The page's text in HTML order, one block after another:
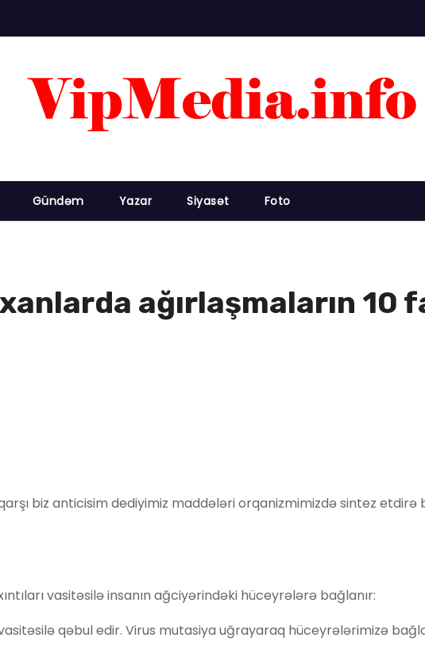
Gündəm Yazar Siyasət Foto
ağırlaşmaların 10
biz anticisim dediyimiz maddələri orqanizmimizdə sintez etdirə
vasitəsilə insanın ağciyərindəki hüceyrələrə bağlanır:
qəbul edir. Virus mutasiya uğrayaraq hüceyrələrimizə